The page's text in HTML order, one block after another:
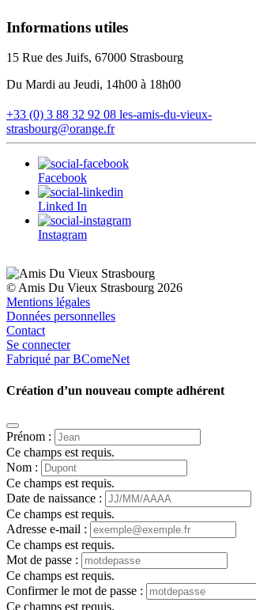
Informations utiles
15 Rue des Juifs, 67000 Strasbourg
Du Mardi au Jeudi, 14h00 à 18h00
+33 (0) 3 88 32 92 08 les-amis-du-vieux-
strasbourg@orange.fr
Facebook
Linked In
Instagram
© Amis Du Vieux Strasbourg 2026
Mentions légales
Données personnelles
Contact
Se connecter
Fabriqué par BComeNet
Création d’un nouveau compte adhérent
Prénom :
Ce champs est requis.
Nom :
Ce champs est requis.
Date de naissance :
Ce champs est requis.
Adresse e-mail :
Ce champs est requis.
Mot de passe :
Ce champs est requis.
Confirmer le mot de passe :
Ce champs est requis.